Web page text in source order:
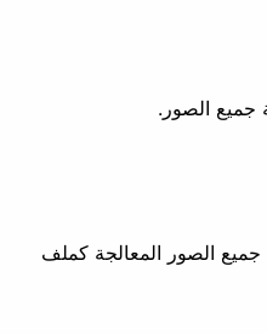
الصور.
الصور المعالجة كملف